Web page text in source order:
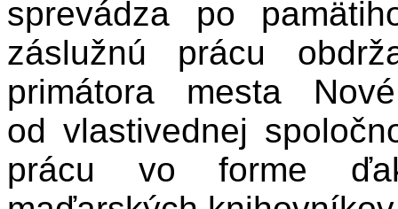
sprevádza po
záslužnú prácu
primátora mesta
od vlastivednej
prácu vo forme